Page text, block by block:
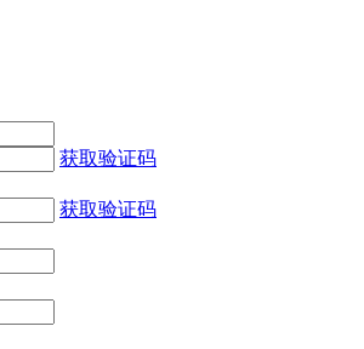
获取验证码
获取验证码